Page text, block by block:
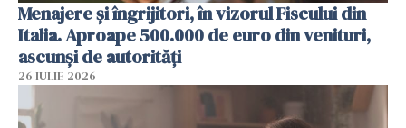
Menajere și îngrijitori, în vizorul Fiscului din
Italia. Aproape 500.000 de euro din venituri,
ascunși de autorități
26 IULIE 2026